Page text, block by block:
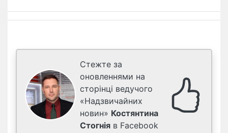
Стежте за
оновленнями на
сторінці ведучого
«Надзвичайних
новин» Костянтина
Стогнія в Facebook